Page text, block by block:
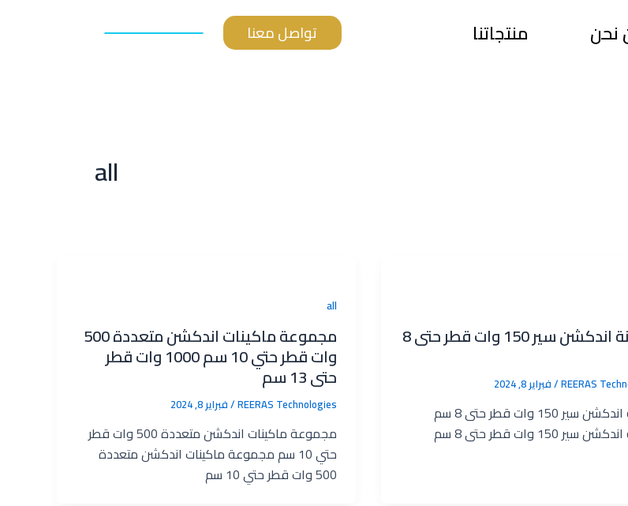
نحن منتجاتنا تواصل معنا
all
ماكينة اندكشن سير 150 وات قطر حتى 8
REERAS
/فبراير 8, 2024
ماكينة اندكشن سير 150 وات قطر حتى 8 سم
سير 150 وات قطر حتى 8 سم
all
مجموعة ماكينات اندكشن متعددة 500
وات قطر حتي 10 سم 1000 وات قطر
حتى 13 سم
REERAS Technologies‎
/فبراير 8, 2024
مجموعة ماكينات اندكشن متعددة 500 وات قطر
حتي 10 سم مجموعة ماكينات اندكشن متعددة
500 وات قطر حتي 10 سم